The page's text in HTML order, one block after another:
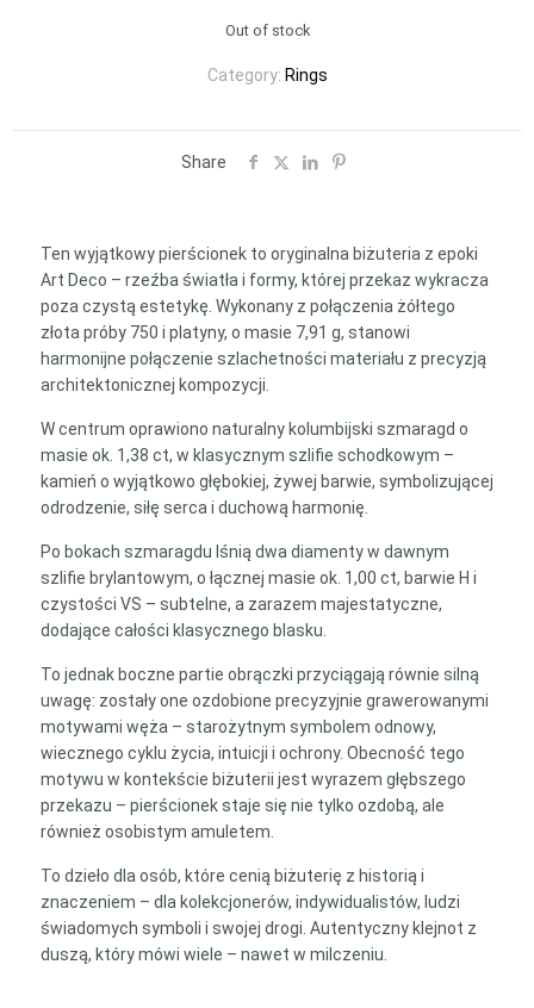
Out of stock
Category: Rings
Share
Ten wyjątkowy pierścionek to oryginalna biżuteria z epoki
Art Deco – rzeźba światła i formy, której przekaz wykracza
poza czystą estetykę. Wykonany z połączenia żółtego
złota próby 750 i platyny, o masie 7,91 g, stanowi
harmonijne połączenie szlachetności materiału z precyzją
architektonicznej kompozycji.
W centrum oprawiono naturalny kolumbijski szmaragd o
masie ok. 1,38 ct, w klasycznym szlifie schodkowym –
kamień o wyjątkowo głębokiej, żywej barwie, symbolizującej
odrodzenie, siłę serca i duchową harmonię.
Po bokach szmaragdu lśnią dwa diamenty w dawnym
szlifie brylantowym, o łącznej masie ok. 1,00 ct, barwie H i
czystości VS – subtelne, a zarazem majestatyczne,
dodające całości klasycznego blasku.
To jednak boczne partie obrączki przyciągają równie silną
uwagę: zostały one ozdobione precyzyjnie grawerowanymi
motywami węża – starożytnym symbolem odnowy,
wiecznego cyklu życia, intuicji i ochrony. Obecność tego
motywu w kontekście biżuterii jest wyrazem głębszego
przekazu – pierścionek staje się nie tylko ozdobą, ale
również osobistym amuletem.
To dzieło dla osób, które cenią biżuterię z historią i
znaczeniem – dla kolekcjonerów, indywidualistów, ludzi
świadomych symboli i swojej drogi. Autentyczny klejnot z
duszą, który mówi wiele – nawet w milczeniu.